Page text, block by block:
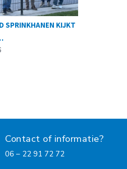
SPRINKHANEN KIJKT
Contact of informatie?
06 – 22 91 72 72